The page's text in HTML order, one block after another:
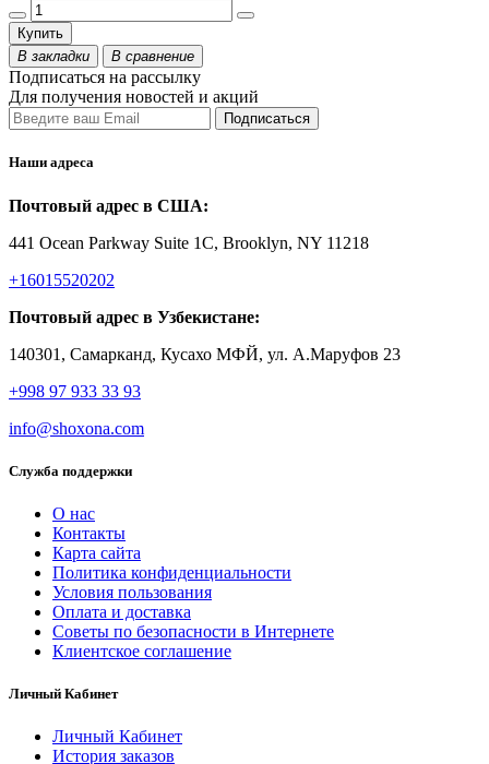
Купить
В закладки
В сравнение
Подписаться на рассылку
Для получения новостей и акций
Наши адреса
Почтовый адрес в США:
441 Ocean Parkway Suite 1C, Brooklyn, NY 11218
+16015520202
Почтовый адрес в Узбекистане:
140301, Самарканд, Кусахо МФЙ, ул. А.Маруфов 23
+998 97 933 33 93
info@shoxona.com
Служба поддержки
О нас
Контакты
Карта сайта
Политика конфиденциальности
Условия пользования
Оплата и доставка
Советы по безопасности в Интернете
Клиентское соглашение
Личный Кабинет
Личный Кабинет
История заказов